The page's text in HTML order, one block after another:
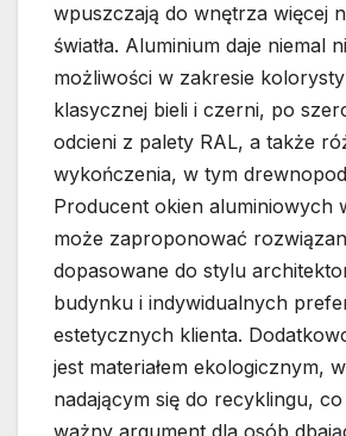
wpuszczają do wnętrza więcej
światła. Aluminium daje niemal
możliwości w zakresie
klasycznej bieli i czerni, po
odcieni z palety RAL, a także
wykończenia, w tym
Producent okien aluminiowych
może zaproponować
dopasowane do stylu
budynku i indywidualnych
estetycznych klienta.
jest materiałem ekologicznym,
nadającym się do recyklingu,